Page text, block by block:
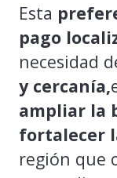
Esta
pago
necesidad
y cercanía,
ampliar la
fortalecer
región que